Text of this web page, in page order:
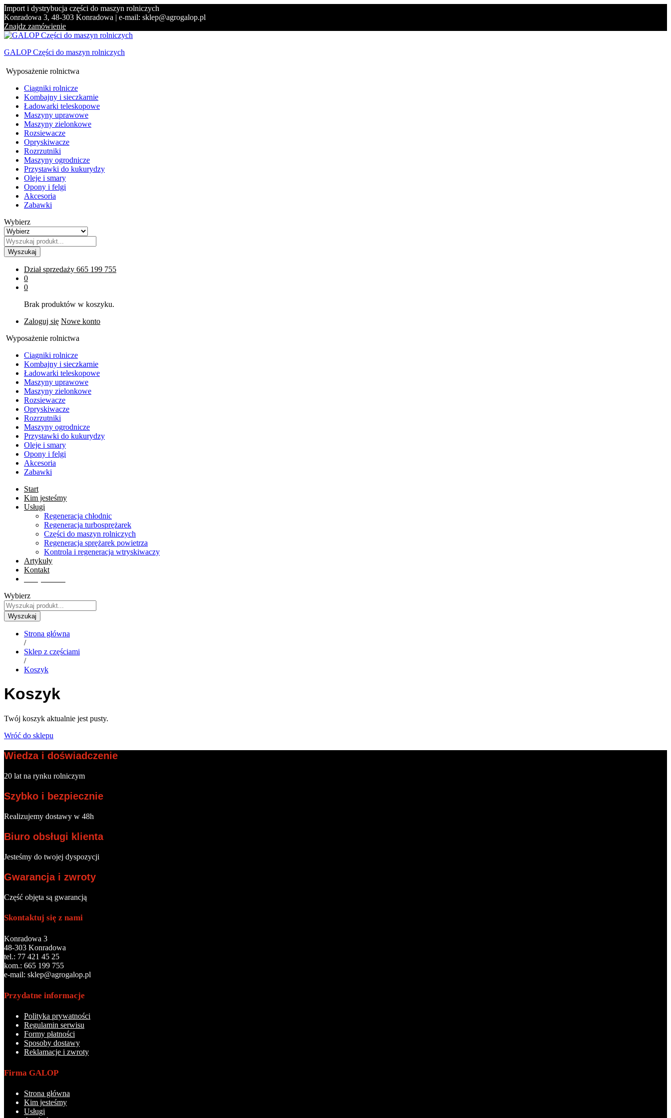
Import i dystrybucja części do maszyn rolniczych
Konradowa 3, 48-303 Konradowa | e-mail: sklep@agrogalop.pl
Znajdz zamówienie
GALOP Części do maszyn rolniczych
Wyposażenie rolnictwa
Ciągniki rolnicze
Kombajny i sieczkarnie
Ładowarki teleskopowe
Maszyny uprawowe
Maszyny zielonkowe
Rozsiewacze
Opryskiwacze
Rozrzutniki
Maszyny ogrodnicze
Przystawki do kukurydzy
Oleje i smary
Opony i felgi
Akcesoria
Zabawki
Wybierz
Wyszukaj
Dział sprzedaży 665 199 755
0
0
Brak produktów w koszyku.
Zaloguj się Nowe konto
Wyposażenie rolnictwa
Ciągniki rolnicze
Kombajny i sieczkarnie
Ładowarki teleskopowe
Maszyny uprawowe
Maszyny zielonkowe
Rozsiewacze
Opryskiwacze
Rozrzutniki
Maszyny ogrodnicze
Przystawki do kukurydzy
Oleje i smary
Opony i felgi
Akcesoria
Zabawki
Start
Kim jesteśmy
Usługi
Regeneracja chłodnic
Regeneracja turbosprężarek
Części do maszyn rolniczych
Regeneracja sprężarek powietrza
Kontrola i regeneracja wtryskiwaczy
Artykuły
Kontakt
Wybierz
Wyszukaj
Strona główna
/
Sklep z częściami
/
Koszyk
Koszyk
Twój koszyk aktualnie jest pusty.
Wróć do sklepu
Wiedza i doświadczenie
20 lat na rynku rolniczym
Szybko i bezpiecznie
Realizujemy dostawy w 48h
Biuro obsługi klienta
Jesteśmy do twojej dyspozycji
Gwarancja i zwroty
Część objęta są gwarancją
Skontaktuj się z nami
Konradowa 3
48-303 Konradowa
tel.: 77 421 45 25
kom.: 665 199 755
e-mail: sklep@agrogalop.pl
Przydatne informacje
Polityka prywatności
Regulamin serwisu
Formy płatności
Sposoby dostawy
Reklamacje i zwroty
Firma GALOP
Strona główna
Kim jesteśmy
Usługi